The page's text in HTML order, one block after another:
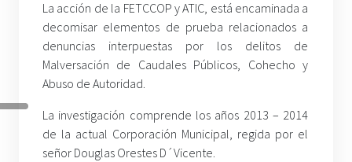
La acción de la FETCCOP y ATIC, está encaminada a
decomisar elementos de prueba relacionados a
denuncias interpuestas por los delitos de
Malversación de Caudales Públicos, Cohecho y
Abuso de Autoridad.
La investigación comprende los años 2013 – 2014
de la actual Corporación Municipal, regida por el
señor Douglas Orestes D´Vicente.